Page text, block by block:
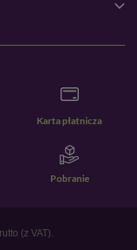
Karta płatnicza
Pobranie
(z VAT).